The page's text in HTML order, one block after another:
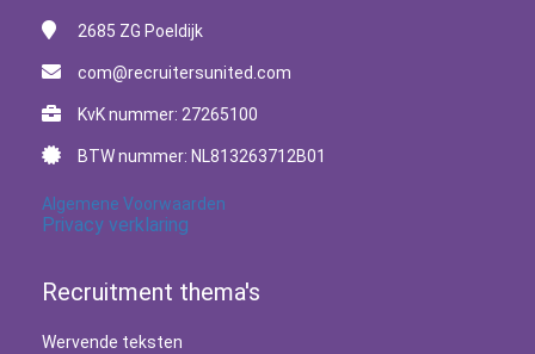
2685 ZG Poeldijk
com@recruitersunited.com
KvK nummer: 27265100
BTW nummer: NL813263712B01
Algemene Voorwaarden
Privacy verklaring
Recruitment thema's
Wervende teksten